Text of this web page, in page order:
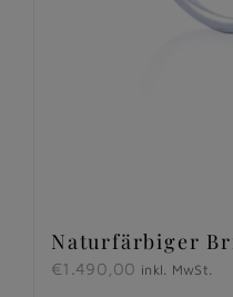
Naturfärbiger
€1.490,00 inkl. MwSt.